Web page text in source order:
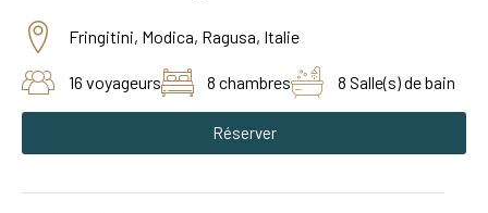
Fringitini, Modica, Ragusa, Italie
16 voyageurs 8 chambres 8 Salle(s) de bain
Réserver